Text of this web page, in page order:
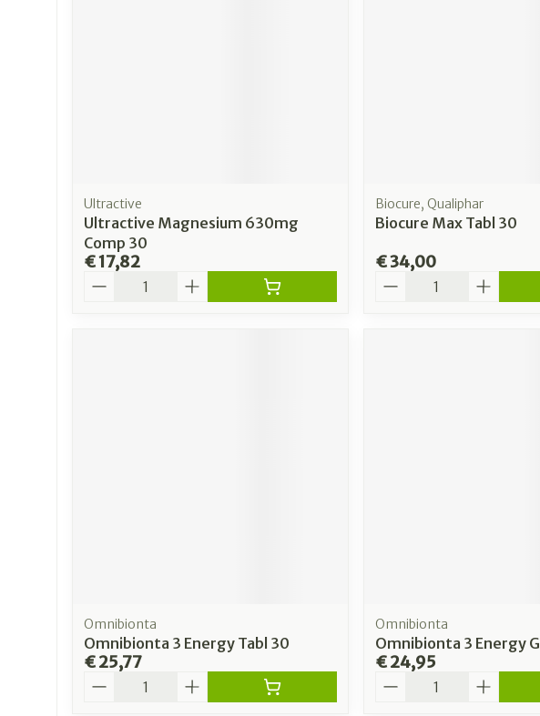
Ultractive
Ultractive Magnesium 630mg
Comp 30
€ 17,82
Biocure, Qualiphar
Biocure Max Tabl 30
€ 34,00
Omnibionta
Omnibionta 3 Energy Tabl 30
€ 25,77
Omnibionta
Omnibionta 3 Energy
€ 24,95